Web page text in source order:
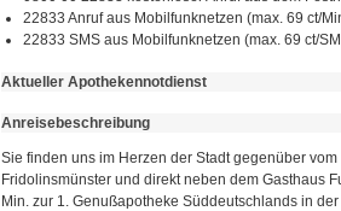
22833 Anruf aus Mobilfunknetzen (max. 69 ct/
22833 SMS aus Mobilfunknetzen (max. 69 ct/
Aktueller Apothekennotdienst
Anreisebeschreibung
Sie finden uns im Herzen der Stadt gegenüber
Fridolinsmünster und direkt neben dem Gasthaus
Min. zur 1. Genußapotheke Süddeutschlands in